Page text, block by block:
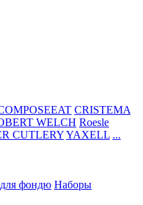
CRISTEMA
WELCH Roesle
CUTLERYYAXELL ...
фондю Наборы